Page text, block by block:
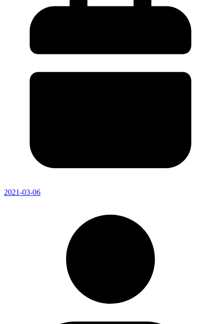
2021-03-06